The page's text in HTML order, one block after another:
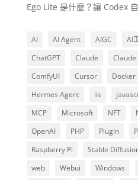
Ego Lite 是什麼？讓 Codex
AI AI Agent AIGC AI
ChatGPT
Claude Claude
ComfyUI
Cursor Docker
Hermes Agent
iis
MCP
Microsoft NFT
OpenAI
PHP Plugin
Raspberry Pi
Stable
web
Webui Windows